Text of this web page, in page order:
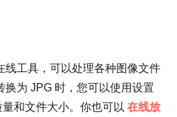
线工具，可以处理各种图像文件
换为 JPG 时，您可以使用设置
和文件大小。你也可以 在线放